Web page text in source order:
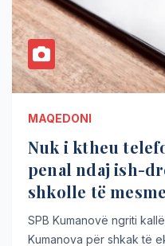
MAQEDONI
Nuk i ktheu
penal ndaj ish-
shkolle të
SPB Kumanovë ngriti
Kumanova për shkak të